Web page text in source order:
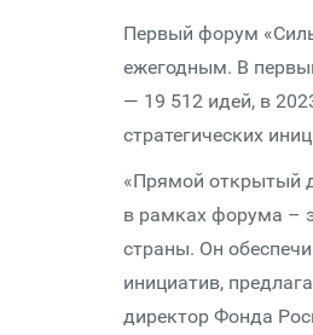
Первый форум
ежегодным. В
— 19 512 идей, в
стратегических
«Прямой открытый
в рамках форума –
страны. Он
инициатив,
директор Фонда